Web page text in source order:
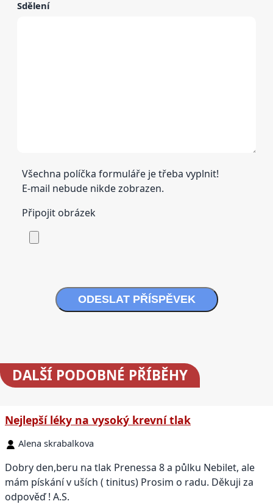
Sdělení
Všechna políčka formuláře je třeba vyplnit!
E-mail nebude nikde zobrazen.
Připojit obrázek
ODESLAT PŘÍSPĚVEK
DALŠÍ PODOBNÉ PŘÍBĚHY
Nejlepší léky na vysoký krevní tlak
Alena skrabalkova
Dobry den,beru na tlak Prenessa 8 a půlku Nebilet, ale
mám pískání v uších ( tinitus) Prosim o radu. Děkuji za
odpověď ! A.S.